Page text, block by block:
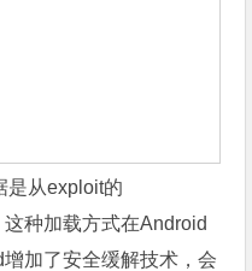
是从exploit的
种加载方式在Android
加了安全缓解技术，会